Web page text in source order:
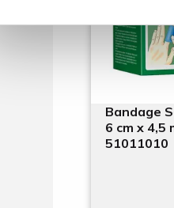
Bandage
6 cm x 4,5
51011010